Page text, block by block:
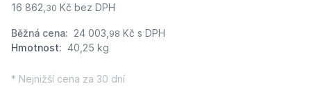
16 862, 30 Kč bez DPH
Běžná cena: 24 003, 98 Kč s DPH
Hmotnost: 40,25 kg
* Nejnižší cena za 30 dní